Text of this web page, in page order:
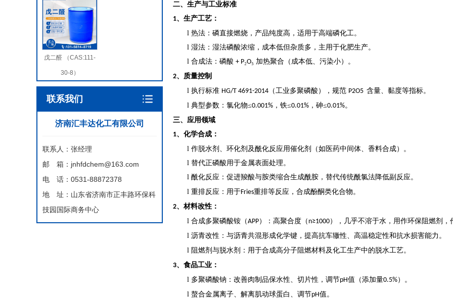
戊二醛 （CAS:111-
30-8）
联系我们
济南汇丰达化工有限公司
联系人：张经理
邮 箱：jnhfdchem@163.com
电 话：0531-88872378
地 址：山东省济南市正丰路环保科
技园国际商务中心
二、生产与工业标准
1、生产工艺：
l ‌热法‌：磷直接燃烧，产品纯度高，适用于高端磷化工。
l ‌湿法‌：湿法磷酸浓缩，成本低但杂质多，主用于化肥生产。
l ‌合成法‌：磷酸 + P₂O₅ 加热聚合（成本低、污染小） 。
2、‌质量控制‌
l 执行标准 HG/T 4691-2014 ‌（工业多聚磷酸），规范 P2O5 含量、黏度等指标。
l 典型参数：氯化物≤0.001% ，铁≤0.01% ，砷≤0.01%。
三、 应用领域
1、 化学合成 ：
l 作脱水剂、环化剂及酰化反应用催化剂（如医药中间体、香料合成）。
l 替代正磷酸用于金属表面处理。
l 酰化反应 ：促进羧酸与胺类缩合生成酰胺，替代传统酰氯法降低副反应。
l 重排反应 ：用于Fries重排等反应，合成酚酮类化合物。
2、 材料改性：
l 合成多聚磷酸铵（APP） ：高聚合度（ n≥1000），几乎不溶于水，用作环保阻燃剂
l 沥青改性 ：与沥青共混形成化学键，提高抗车辙性、高温稳定性和抗水损害能力 。
l 阻燃剂与脱水剂 ：用于合成高分子阻燃材料及化工生产中的脱水工艺。
3、 食品工业 ：
l 多聚磷酸钠 ：改善肉制品保水性、切片性，调节pH值（添加量0.5%）。
l 螯合金属离子、解离肌动球蛋白、调节pH值。